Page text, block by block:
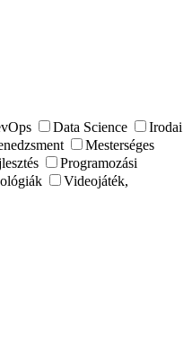
Data Science
Irodai
Mesterséges
Programozási
Videojáték,